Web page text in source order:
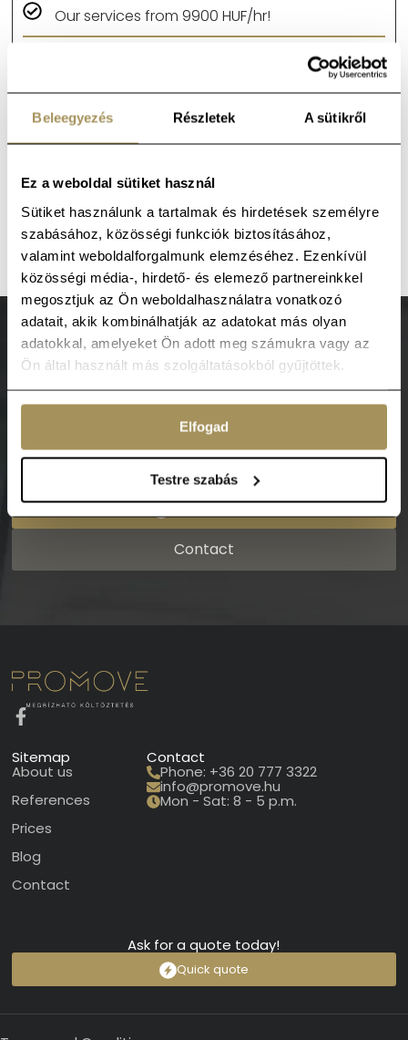
Beleegyezés Részletek A sütikről
Ez a weboldal sütiket használ
Sütiket használunk a tartalmak és hirdetések személyre
szabásához, közösségi funkciók biztosításához,
valamint weboldalforgalmunk elemzéséhez. Ezenkívül
közösségi média-, hirdető- és elemező partnereinkkel
megosztjuk az Ön weboldalhasználatra vonatkozó
adatait, akik kombinálhatják az adatokat más olyan
adatokkal, amelyeket Ön adott meg számukra vagy az
Ön által használt más szolgáltatásokból gyűjtöttek.
Elfogad
Testre szabás
Our services from 9900 HUF/hr!
The more information you provide, the more
Ask for our quote and tips&tricks in less than
30 seconds!
Quick quote
Contact us!
Customer service number
Monday to Saturday from 8 to 5 p.m.
+36 20 777 3322
Quick quote
Contact
Sitemap
About us
References
Prices
Blog
Contact
Contact
Phone: +36 20 777 3322
info@promove.hu
Mon - Sat: 8 - 5 p.m.
Ask for a quote today!
Quick quote